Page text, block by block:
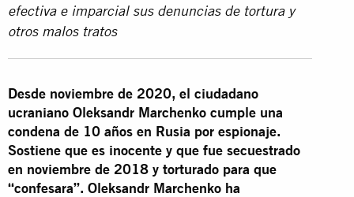
efectiva e imparcial sus denuncias de tortura y
otros malos tratos
Desde noviembre de 2020, el ciudadano
ucraniano Oleksandr Marchenko cumple una
condena de 10 años en Rusia por espionaje.
Sostiene que es inocente y que fue secuestrado
en noviembre de 2018 y torturado para que
“confesara”. Oleksandr Marchenko ha